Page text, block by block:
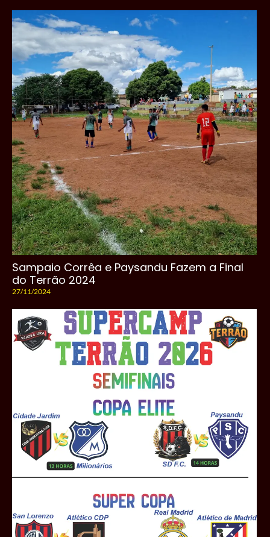
Sampaio Corrêa e Paysandu Fazem a Final
do Terrão 2024
27/11/2024